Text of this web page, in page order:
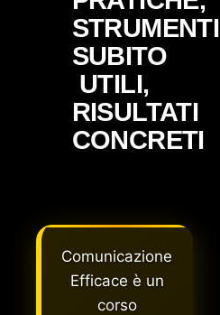
STRUMENTI
SUBITO
UTILI,
RISULTATI
CONCRETI
Comunicazione
Efficace è un
corso